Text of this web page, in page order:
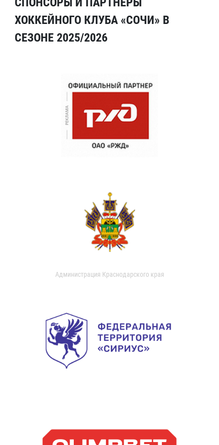
ХОККЕЙНОГО КЛУБА «СОЧИ» В
СЕЗОНЕ 2025/2026
Администрация Краснодарского края